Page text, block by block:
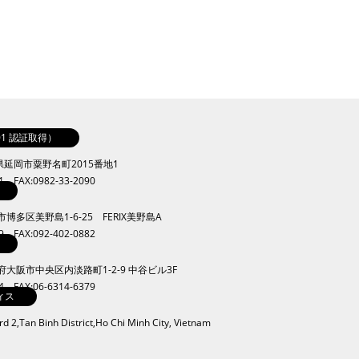
認証取得）
岡市粟野名町2015番地1
FAX:0982-33-2090
博多区美野島1-6-25 FERIX美野島A
FAX:092-402-0882
大阪市中央区内淡路町1-2-9 中谷ビル3F
FAX:06-6314-6379
ス
2,Tan Binh District,Ho Chi Minh City, Vietnam